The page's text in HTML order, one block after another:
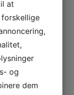
omkring
har de
hvilket har
unge
tiltrukket af
blanding af
rolig atmosfære
at
og
dem